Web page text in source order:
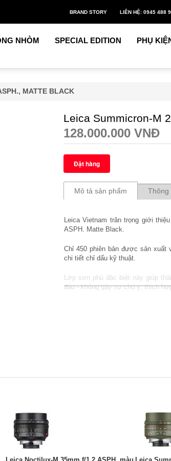
LIÊN HỆ: 0945 488
BRAND STORY
NHÒM SPECIAL EDITION PHỤ
MATTE BLACK
Leica Summicron-M
128.000.000 VNĐ
Mô tả sản phẩm Thông
Leica Vietnam trân trọng giới
ASPH. Matte Black.
Chỉ 450 phiên bản được sản xuất
chi tiết chỉ dấu kỹ thuật.
Lớp sơn phủ đặc biệt này giúp
đáo - không gây sự chú ý, thích